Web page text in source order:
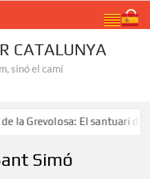
CATALUNYA
sinó el camí
Grevolosa: El santuari dels
Simó